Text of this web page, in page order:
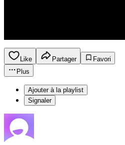
Like Partager
Favori
Plus
Ajouter à la playlist
Signaler